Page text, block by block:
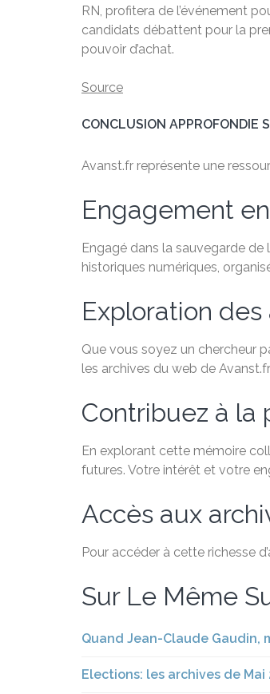
RN, profitera de l’événement
candidats débattent pour la
pouvoir d’achat.
Source
CONCLUSION APPROFONDIE
Avanst.fr représente une
Engagement
Engagé dans la sauvegarde
historiques numériques,
Exploration
Que vous soyez un chercheur
les archives du web de
Contribuez à la
En explorant cette mémoire
futures. Votre intérêt et votre
Accès aux
Pour accéder à cette richesse
Sur Le Même
Quand Jean-Claude Gaudin,
Elections: les archives de Mai